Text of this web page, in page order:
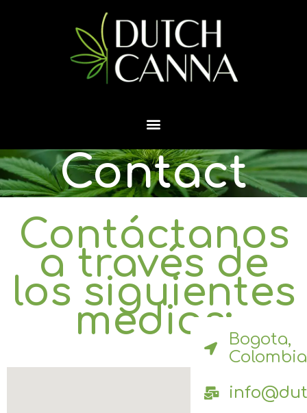
Contact
Contáctanos
a través de
los siguientes
medios:Bogota,
Colombia